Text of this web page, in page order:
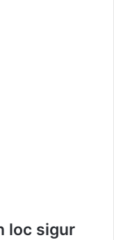
loc sigur